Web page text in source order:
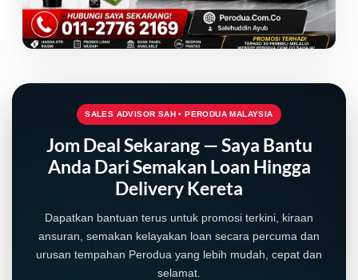
SALES ADVISOR SAH • PERODUA MALAYSIA
Jom Deal Sekarang — Saya Bantu
Anda Dari Semakan Loan Hingga
Delivery Kereta
Dapatkan bantuan terus untuk promosi terkini, kiraan
ansuran, semakan kelayakan loan secara percuma dan
urusan tempahan Perodua yang lebih mudah, cepat dan
selamat.